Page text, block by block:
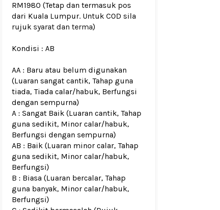
RM1980 (Tetap dan termasuk pos
dari Kuala Lumpur. Untuk COD sila
rujuk syarat dan terma)
Kondisi : AB
AA : Baru atau belum digunakan
(Luaran sangat cantik, Tahap guna
tiada, Tiada calar/habuk, Berfungsi
dengan sempurna)
A : Sangat Baik (Luaran cantik, Tahap
guna sedikit, Minor calar/habuk,
Berfungsi dengan sempurna)
AB : Baik (Luaran minor calar, Tahap
guna sedikit, Minor calar/habuk,
Berfungsi)
B : Biasa (Luaran bercalar, Tahap
guna banyak, Minor calar/habuk,
Berfungsi)